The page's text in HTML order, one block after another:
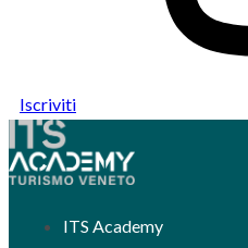
Iscriviti
ITS Academy